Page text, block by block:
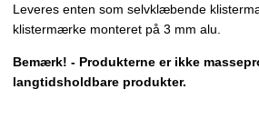
Leveres enten som selvklæbende
klistermærke monteret på 3 mm alu.
Bemærk! - Produkterne er ikke
langtidsholdbare produkter.